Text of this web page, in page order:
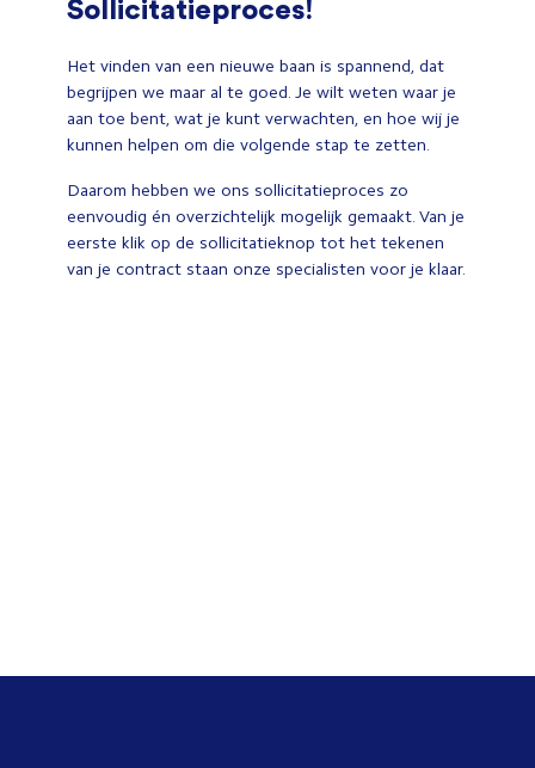
Sollicitatieproces!
Het vinden van een nieuwe baan is spannend, dat
begrijpen we maar al te goed. Je wilt weten waar je
aan toe bent, wat je kunt verwachten, en hoe wij je
kunnen helpen om die volgende stap te zetten.
Daarom hebben we ons sollicitatieproces zo
eenvoudig én overzichtelijk mogelijk gemaakt. Van je
eerste klik op de sollicitatieknop tot het tekenen
van je contract staan onze specialisten voor je klaar.